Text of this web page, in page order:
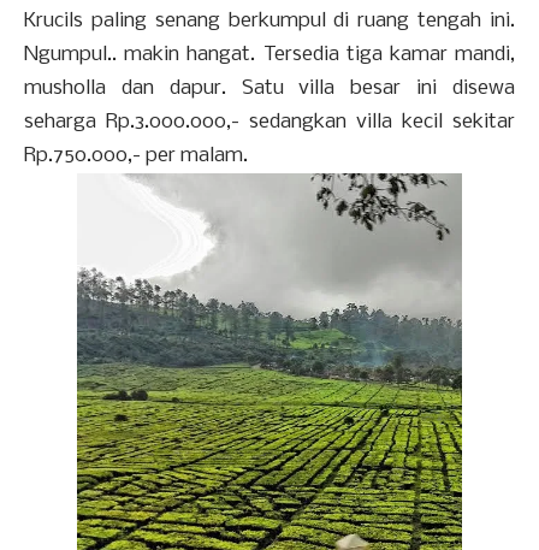
Krucils paling senang berkumpul di ruang tengah ini.
Ngumpul.. makin hangat. Tersedia tiga kamar mandi,
musholla dan dapur. Satu villa besar ini disewa
seharga Rp.3.000.000,- sedangkan villa kecil sekitar
Rp.750.000,- per malam.